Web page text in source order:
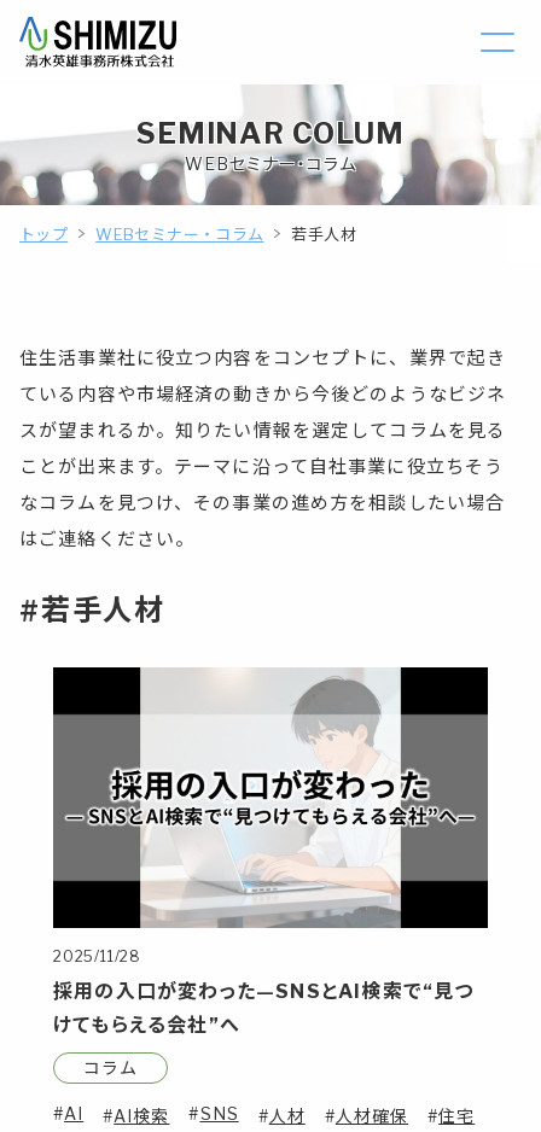
SEMINAR COLUM
WEBセミナー・コラム
トップ WEBセミナー・コラム 若手人材
住生活事業社に役立つ内容をコンセプトに、業界で起き
ている内容や市場経済の動きから今後どのようなビジネ
スが望まれるか。知りたい情報を選定してコラムを見る
ことが出来ます。テーマに沿って自社事業に役立ちそう
なコラムを見つけ、その事業の進め方を相談したい場合
はご連絡ください。
#若手人材
2025/11/28
採用の入口が変わった—SNSとAI検索で“見つ
けてもらえる会社”へ
コラム
AI AI検索 SNS 人材 人材確保 住宅